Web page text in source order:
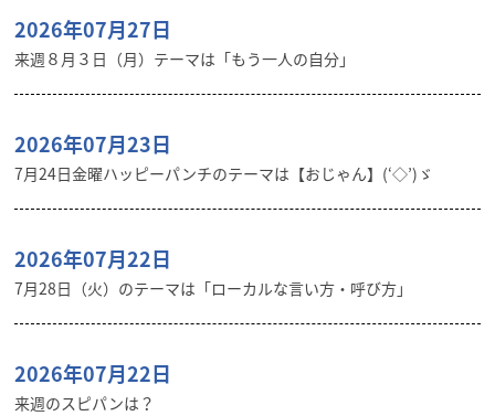
2026年07月27日
来週８月３日（月）テーマは「もう一人の自分」
2026年07月23日
7月24日金曜ハッピーパンチのテーマは【おじゃん】(‘◇’)ゞ
2026年07月22日
7月28日（火）のテーマは「ローカルな言い方・呼び方」
2026年07月22日
来週のスピパンは？